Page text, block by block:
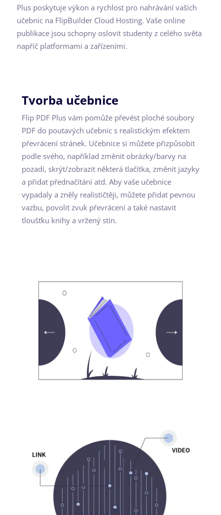
Plus poskytuje výkon a rychlost pro nahrávání vašich
učebnic na FlipBuilder Cloud Hosting. Vaše online
publikace jsou schopny oslovit studenty z celého světa
napříč platformami a zařízeními.
Tvorba učebnice
Flip PDF Plus vám pomůže převést ploché soubory
PDF do poutavých učebnic s realistickým efektem
převrácení stránek. Učebnice si můžete přizpůsobit
podle svého, například změnit obrázky/barvy na
pozadí, skrýt/zobrazit některá tlačítka, změnit jazyky
a přidat přednačítání atd. Aby vaše učebnice
vypadaly a zněly realističtěji, můžete přidat pevnou
vazbu, povolit zvuk převrácení a také nastavit
tloušťku knihy a vržený stín.